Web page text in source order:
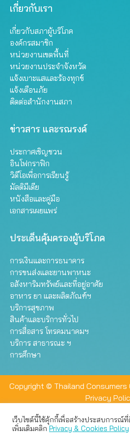
เกี่ยวกับเรา
เกี่ยวกับสภาผู้บริโภค
องค์กรสมาชิก
หน่วยงานเขตพื้นที่
หน่วยงานประจำจังหวัด
แจ้งเบาะแสและร้องทุกข์
แจ้งเตือนภัย
ติดต่อสำนักงานสภา
ข่าวสาร และรณรงค์
ประกาศเชิญชวน
อินโฟกราฟิก
วิดีโอเพื่อการเรียนรู้
มัลติมีเดีย
หนังสือและคู่มือ
เอกสารเผยแพร่
ประเด็นคุ้มครองผู้บริโภค
การเงินและการธนาคาร
การขนส่งและยานพาหนะ
อสังหาริมทรัพย์และที่อยู่อาศัย
อาหาร ยา และผลิตภัณฑ์ฯ
บริการสุขภาพ
สินค้าและบริการทั่วไป
การสื่อสาร โทรคมนาคมฯ
บริการ สาธารณะ ฯ
การศึกษา
Copyright © Thailand Consumers
Privacy
เว็บไซต์นี้ใช้คุ้กกี้เพื่อสร้างประสบการ
เพิ่มเติมคลิกPrivacy & Cookies Policy
เว็บไซต์นี้ใช้คุกกี้เพื่อมอบประสบการณ์